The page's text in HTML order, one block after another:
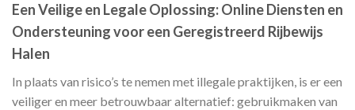
Een Veilige en Legale Oplossing: Online Diensten en
Ondersteuning voor een Geregistreerd Rijbewijs
Halen
In plaats van risico’s te nemen met illegale praktijken, is er een
veiliger en meer betrouwbaar alternatief: gebruikmaken van